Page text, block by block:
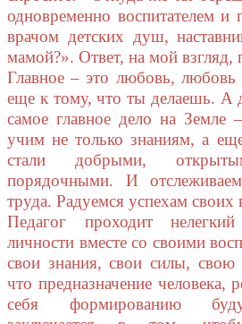
одновременно воспитателем и
врачом детских душ,
мамой?». Ответ, на мой взгляд,
Главное – это любовь,
еще к тому, что ты делаешь. А
самое главное дело на Земле
учим не только знаниям, а
стали добрыми,
порядочными. И отслеживаем
труда. Радуемся успехам своих
Педагог проходит
личности вместе со своими
свои знания, свои силы,
что предназначение человека,
себя формированию